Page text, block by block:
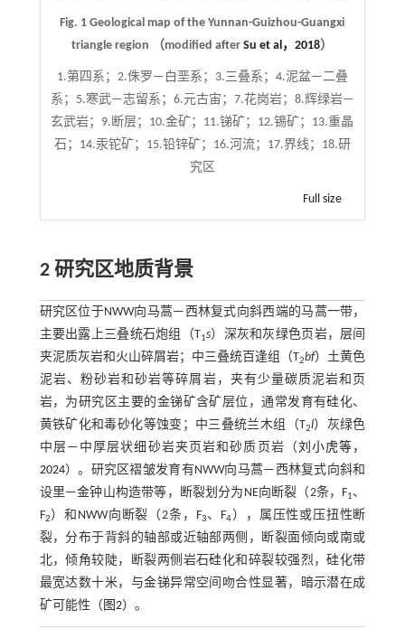
Fig. 1 Geological map of the Yunnan-Guizhou-Guangxi
triangle region （modified afterSu et al，2018）
1.第四系；2.侏罗—白垩系；3.三叠系；4.泥盆—二叠
系；5.寒武—志留系；6.元古宙；7.花岗岩；8.辉绿岩—
玄武岩；9.断层；10.金矿；11.锑矿；12.锡矿；13.重晶
石；14.汞铊矿；15.铅锌矿；16.河流；17.界线；18.研
究区
Full size
2 研究区地质背景
研究区位于NWW向马蒿—西林复式向斜西端的马蒿一带，
主要出露上三叠统石炮组（T1s）深灰和灰绿色页岩，层间
夹泥质灰岩和火山碎屑岩；中三叠统百逢组（T2bf）土黄色
泥岩、粉砂岩和砂岩等碎屑岩，夹有少量碳质泥岩和页
岩，为研究区主要的金锑矿含矿层位，通常发育有硅化、
黄铁矿化和毒砂化等蚀变；中三叠统兰木组（T2l）灰绿色
中层—中厚层状细砂岩夹页岩和砂质页岩（刘小虎等，
2024）。研究区褶皱发育有NWW向马蒿—西林复式向斜和
设里—金钟山构造带等，断裂划分为NE向断裂（2条，F1、
F2）和NWW向断裂（2条，F3、F4），属压性或压扭性断
裂，分布于背斜的轴部或近轴部两侧，断裂面倾向或南或
北，倾角较陡，断裂两侧岩石硅化和碎裂较强烈，硅化带
最宽达数十米，与金锑异常空间吻合性显著，暗示潜在成
矿可能性（ 图2）。